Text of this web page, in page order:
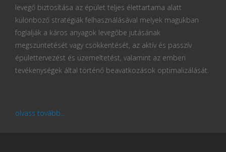
levegő biztosítása az épület teljes élettartama alatt
különböző stratégiák felhasználásával melyek magukban
foglalják a káros anyagok levegőbe jutásának
megszüntetését vagy csökkentését, az aktív és passzív
épülettervezést és üzemeltetést, valamint az emberi
tevékenységek által történő beavatkozások optimalizálását.
olvass tovább...